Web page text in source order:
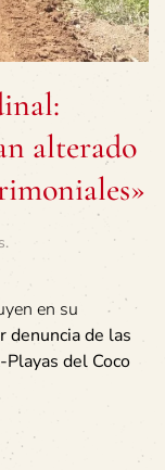
alterado
.
en su
denuncia de las
del Coco